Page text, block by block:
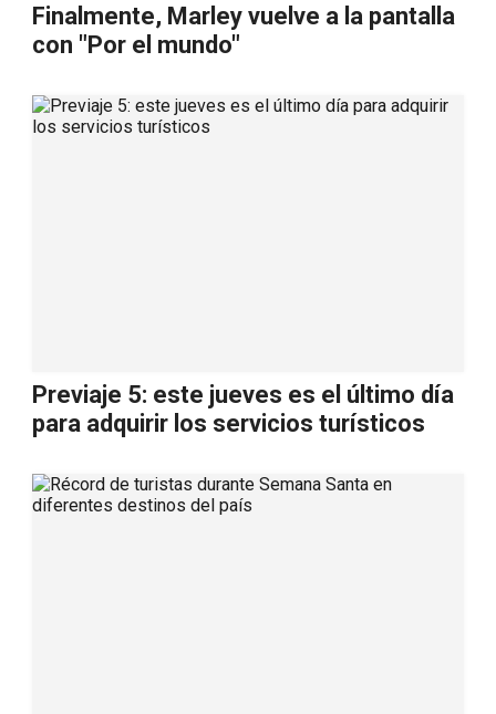
Finalmente, Marley vuelve a la pantalla
con "Por el mundo"
Previaje 5: este jueves es el último día
para adquirir los servicios turísticos